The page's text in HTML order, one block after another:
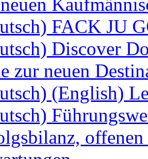
FACK JU
Discover
zur neuen
(English)